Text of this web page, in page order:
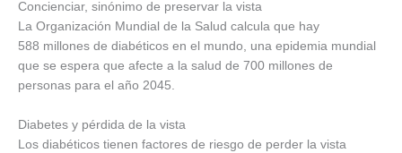
Concienciar, sinónimo de preservar la vista
La Organización Mundial de la Salud calcula que hay
588 millones de diabéticos en el mundo, una epidemia mundial
que se espera que afecte a la salud de 700 millones de
personas para el año 2045.
Diabetes y pérdida de la vista
Los diabéticos tienen factores de riesgo de perder la vista